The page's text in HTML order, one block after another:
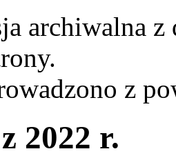
archiwalna
z
2022 r.